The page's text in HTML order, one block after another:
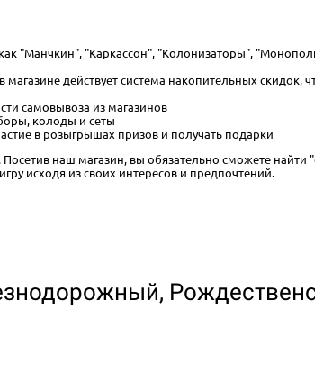
"Манчкин", "Каркассон", "Колонизаторы",
действует система накопительных скидок,
самовывоза из магазинов
колоды и сеты
в розыгрышах призов и получать подарки
наш магазин, вы обязательно сможете найти
исходя из своих интересов и предпочтений.